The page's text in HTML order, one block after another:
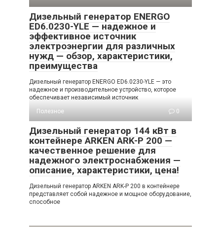
Дизельный генератор ENERGO
ED6.0230-YLE — надежное и
эффективное источник
электроэнергии для различных
нужд — обзор, характеристики,
преимущества
Дизельный генератор ENERGO ED6.0230-YLE — это
надежное и производительное устройство, которое
обеспечивает независимый источник
Полезное
0
Дизельный генератор 144 кВт в
контейнере ARKEN ARK-P 200 —
качественное решение для
надежного электроснабжения —
описание, характеристики, цена!
Дизельный генератор ARKEN ARK-P 200 в контейнере
представляет собой надежное и мощное оборудование,
способное